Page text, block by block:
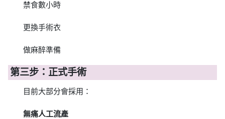
禁食數小時
更換手術衣
做麻醉準備
第三步：正式手術
目前大部分會採用：
無痛人工流產